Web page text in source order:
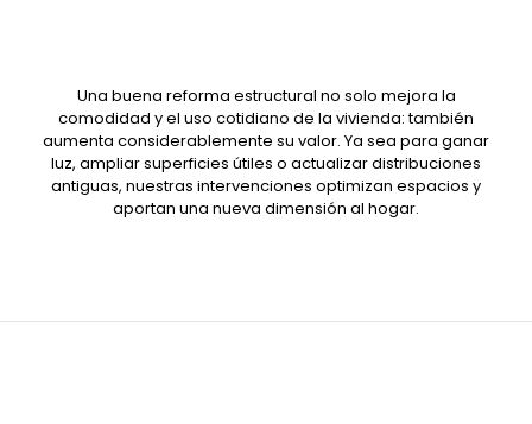
Una buena reforma estructural no solo mejora la
comodidad y el uso cotidiano de la vivienda: también
aumenta considerablemente su valor. Ya sea para ganar
luz, ampliar superficies útiles o actualizar distribuciones
antiguas, nuestras intervenciones optimizan espacios y
aportan una nueva dimensión al hogar.